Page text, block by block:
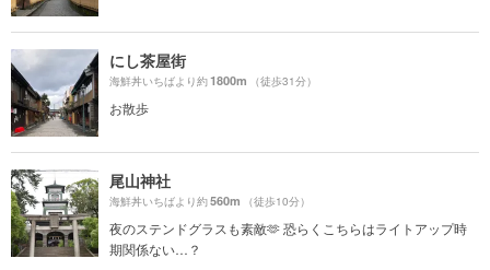
にし茶屋街
海鮮丼いちばより約1800m （徒歩31分）
お散歩
尾山神社
海鮮丼いちばより約560m （徒歩10分）
夜のステンドグラスも素敵🫶 恐らくこちらはライトアップ時
期関係ない…？